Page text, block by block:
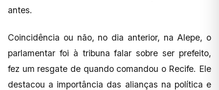
antes.
Coincidência ou não, no dia anterior, na Alepe, o
parlamentar foi à tribuna falar sobre ser prefeito,
fez um resgate de quando comandou o Recife. Ele
destacou a importância das alianças na política e